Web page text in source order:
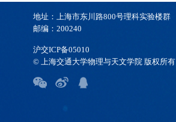
地址：上海市东川路800号理科实验楼群
邮编：200240
沪交ICP备05010
© 上海交通大学物理与天文学院 版权所有